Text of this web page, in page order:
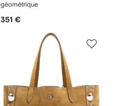
géométrique
351 €